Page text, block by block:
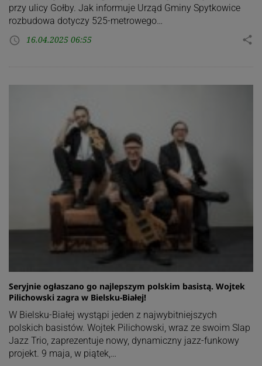
przy ulicy Gołby. Jak informuje Urząd Gminy Spytkowice
rozbudowa dotyczy 525-metrowego…
access_time 16.04.2025 06:55 share
Seryjnie ogłaszano go najlepszym polskim basistą. Wojtek
Pilichowski zagra w Bielsku-Białej!
W Bielsku-Białej wystąpi jeden z najwybitniejszych
polskich basistów. Wojtek Pilichowski, wraz ze swoim Slap
Jazz Trio, zaprezentuje nowy, dynamiczny jazz-funkowy
projekt. 9 maja, w piątek,…